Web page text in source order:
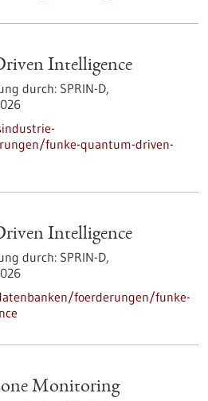
Intelligence
durch: SPRIN-D,
funke-quantum-driven-
Intelligence
durch: SPRIN-D,
foerderungen/funke-
Monitoring